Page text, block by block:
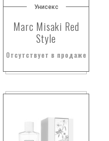
Унисекс
Marc Misaki Red
Style
Отсутствует в продаже